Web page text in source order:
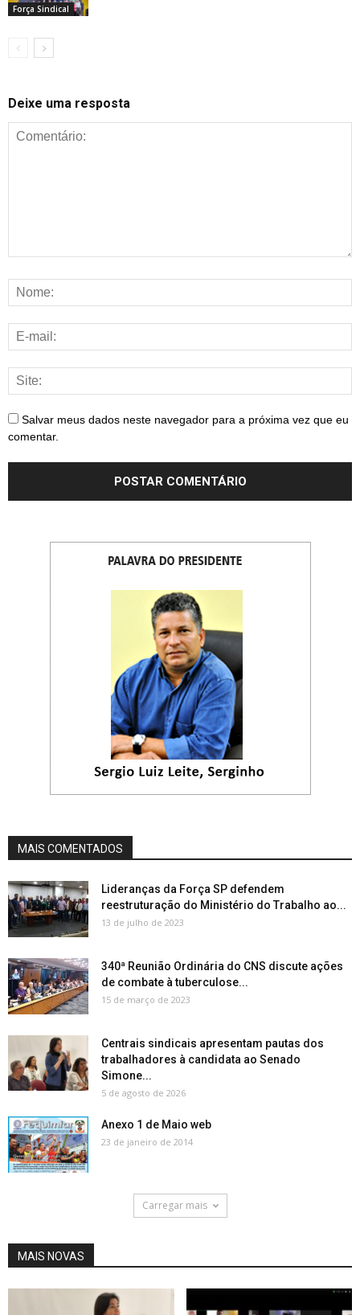
Força Sindical
Deixe uma resposta
Salvar meus dados neste navegador para a próxima vez que eu
comentar.
MAIS COMENTADOS
Lideranças da Força SP defendem
reestruturação do Ministério do Trabalho ao...
13 de julho de 2023
340ª Reunião Ordinária do CNS discute ações
de combate à tuberculose...
15 de março de 2023
Centrais sindicais apresentam pautas dos
trabalhadores à candidata ao Senado
Simone...
5 de agosto de 2026
Anexo 1 de Maio web
23 de janeiro de 2014
Carregar mais
MAIS NOVAS